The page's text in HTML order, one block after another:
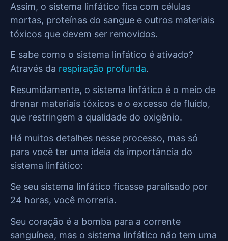
Assim, o sistema linfático fica com células
mortas, proteínas do sangue e outros materiais
tóxicos que devem ser removidos.
E sabe como o sistema linfático é ativado?
Através da respiração profunda.
Resumidamente, o sistema linfático é o meio de
drenar materiais tóxicos e o excesso de fluído,
que restringem a qualidade do oxigênio.
Há muitos detalhes nesse processo, mas só
para você ter uma ideia da importância do
sistema linfático:
Se seu sistema linfático ficasse paralisado por
24 horas, você morreria.
Seu coração é a bomba para a corrente
sanguínea, mas o sistema linfático não tem uma